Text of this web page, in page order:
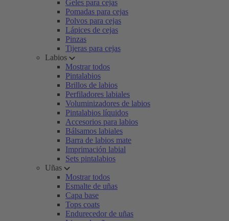
Geles para cejas
Pomadas para cejas
Polvos para cejas
Lápices de cejas
Pinzas
Tijeras para cejas
Labios
Mostrar todos
Pintalabios
Brillos de labios
Perfiladores labiales
Voluminizadores de labios
Pintalabios líquidos
Accesorios para labios
Bálsamos labiales
Barra de labios mate
Imprimación labial
Sets pintalabios
Uñas
Mostrar todos
Esmalte de uñas
Capa base
Tops coats
Endurecedor de uñas